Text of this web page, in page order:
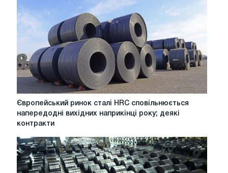
висловлюють
скептицизм
підвищення
цін
Європейський
сталі
сповільнюється
напередодні
вихідних
Європейський ринок сталі HRC сповільнюється
напередодні вихідних наприкінці року; деякі
контракти